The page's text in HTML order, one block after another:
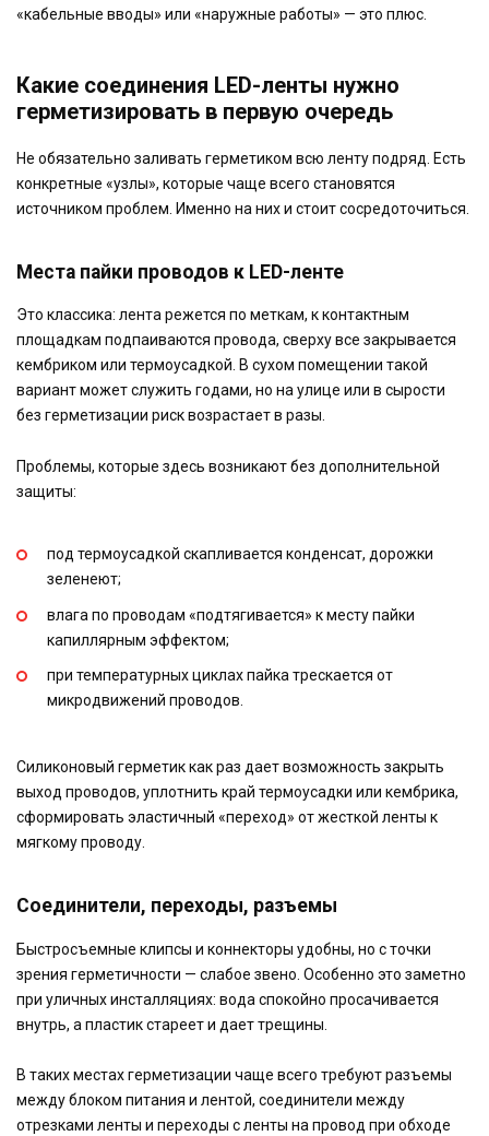
«кабельные вводы» или «наружные работы» — это плюс.
Какие соединения LED-ленты нужно
герметизировать в первую очередь
Не обязательно заливать герметиком всю ленту подряд. Есть
конкретные «узлы», которые чаще всего становятся
источником проблем. Именно на них и стоит сосредоточиться.
Места пайки проводов к LED-ленте
Это классика: лента режется по меткам, к контактным
площадкам подпаиваются провода, сверху все закрывается
кембриком или термоусадкой. В сухом помещении такой
вариант может служить годами, но на улице или в сырости
без герметизации риск возрастает в разы.
Проблемы, которые здесь возникают без дополнительной
защиты:
под термоусадкой скапливается конденсат, дорожки
зеленеют;
влага по проводам «подтягивается» к месту пайки
капиллярным эффектом;
при температурных циклах пайка трескается от
микродвижений проводов.
Силиконовый герметик как раз дает возможность закрыть
выход проводов, уплотнить край термоусадки или кембрика,
сформировать эластичный «переход» от жесткой ленты к
мягкому проводу.
Соединители, переходы, разъемы
Быстросъемные клипсы и коннекторы удобны, но с точки
зрения герметичности — слабое звено. Особенно это заметно
при уличных инсталляциях: вода спокойно просачивается
внутрь, а пластик стареет и дает трещины.
В таких местах герметизации чаще всего требуют разъемы
между блоком питания и лентой, соединители между
отрезками ленты и переходы с ленты на провод при обходе